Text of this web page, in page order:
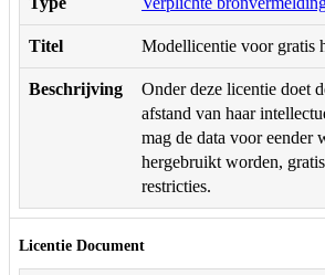
Titel Modellicentie voor gratis
Beschrijving
Onder deze licentie doet
afstand van haar
mag de data voor eender
hergebruikt worden,
restricties.
Licentie Document